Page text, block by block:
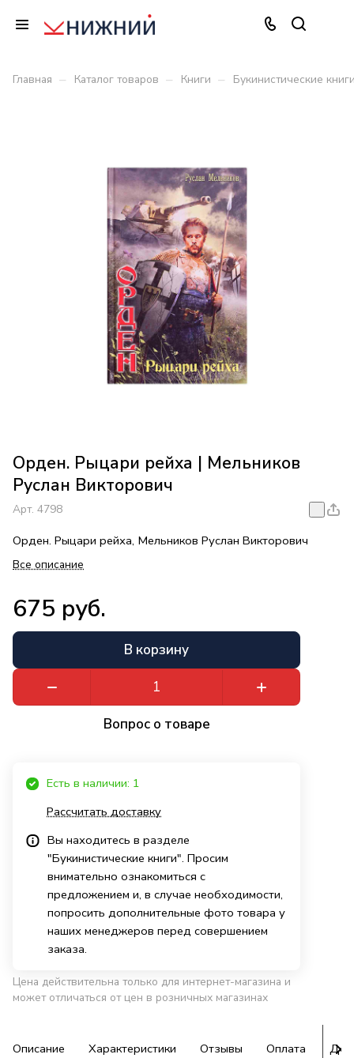
Главная – Каталог товаров – Книги – Букинистические
Орден. Рыцари рейха | Мельников
Руслан Викторович
Арт. 4798
Орден. Рыцари рейха, Мельников Руслан Викторович
Все описание
675 руб.
В корзину
Вопрос о товаре
Есть в наличии: 1
Рассчитать доставку
Вы находитесь в разделе
"Букинистические книги". Просим
внимательно ознакомиться с
предложением и, в случае необходимости,
попросить дополнительные фото товара у
наших менеджеров перед совершением
заказа.
Цена действительна только для интернет-магазина и
может отличаться от цен в розничных магазинах
Описание Характеристики Отзывы Оплата